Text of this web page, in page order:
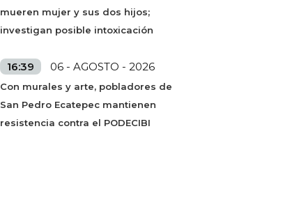
mueren mujer y sus dos hijos;
investigan posible intoxicación
16:39 06 - AGOSTO - 2026
Con murales y arte, pobladores de
San Pedro Ecatepec mantienen
resistencia contra el PODECIBI